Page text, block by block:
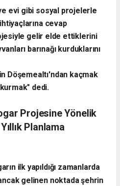
evi gibi sosyal projelerle
cevap
gelir elde ettiklerini
barınağı kurduklarını
Döşemealtı'ndan kaçmak
dedi.
Projesine Yönelik
Planlama
ilk yapıldığı zamanlarda
gelinen noktada şehrin